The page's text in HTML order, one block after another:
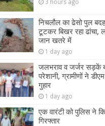
3 hours ago
निचलौल का ढेसो पुल
टूटकर बिखर रहा ढांचा,
जान खतरे में
1 day ago
जलभराव व जर्जर सड़कें
परेशानी, ग्रामीणों ने
गुहार
1 day ago
एक वारंटी को पुलिस ने
गिरफ्तार